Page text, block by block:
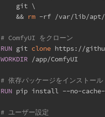
    git \
    &&
rm -rf /var/lib/
# ComfyUI をクローン
RUN git clone https://
WORKDIR /app/ComfyUI
# 依存パッケージをインストール
RUN pip install --no-
# ユーザー設定